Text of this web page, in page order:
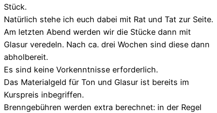
Stück.
Natürlich stehe ich euch dabei mit Rat und Tat zur Seite.
Am letzten Abend werden wir die Stücke dann mit
Glasur veredeln. Nach ca. drei Wochen sind diese dann
abholbereit.
Es sind keine Vorkenntnisse erforderlich.
Das Materialgeld für Ton und Glasur ist bereits im
Kurspreis inbegriffen.
Brenngebühren werden extra berechnet: in der Regel